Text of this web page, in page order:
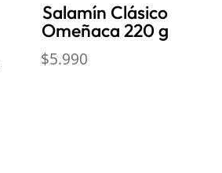
Salamín Clásico
Omeñaca 220 g
$5.990